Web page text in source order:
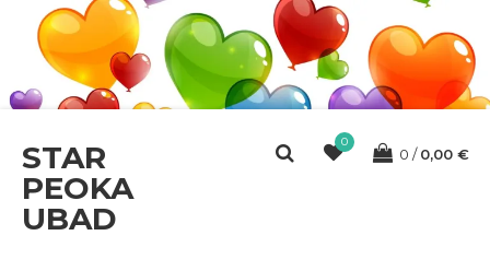
STAR
PEOKA
UBAD
0
0 0,00 €